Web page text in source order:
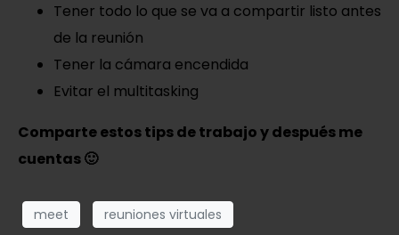
Tener todo lo que se va a compartir listo antes
de la reunión
Tener la cámara encendida
Evitar el multitasking
Comparte estos tips de trabajo y después me
cuentas 🙂
meet reuniones virtuales